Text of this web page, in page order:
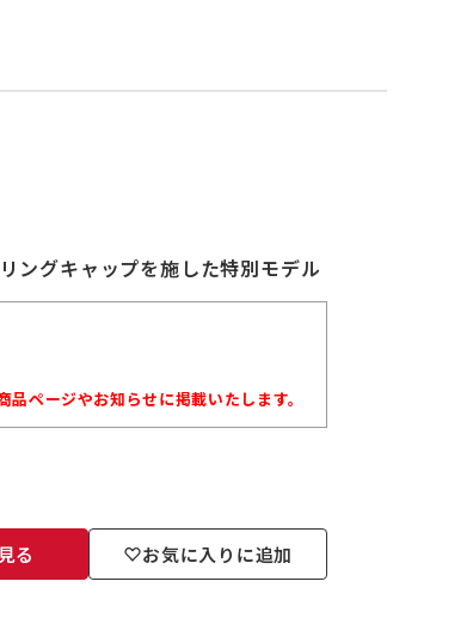
ングキャップを施した特別モデル
ページやお知らせに掲載いたします。
る お気に入りに追加